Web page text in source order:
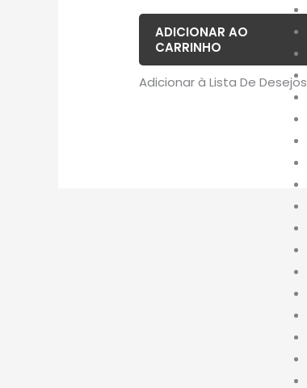
5.00
de 5
ADICIONAR AO
CARRINHO
Adicionar à Lista De Desejos